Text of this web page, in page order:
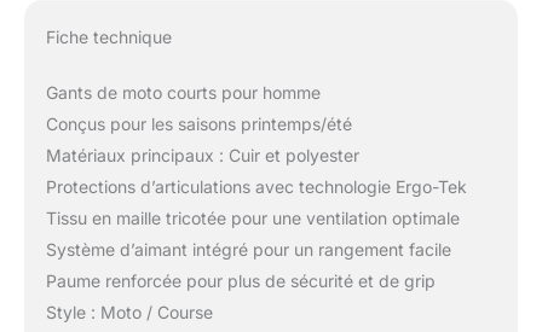
Fiche technique
Gants de moto courts pour homme
Conçus pour les saisons printemps/été
Matériaux principaux : Cuir et polyester
Protections d’articulations avec technologie Ergo-Tek
Tissu en maille tricotée pour une ventilation optimale
Système d’aimant intégré pour un rangement facile
Paume renforcée pour plus de sécurité et de grip
Style : Moto / Course